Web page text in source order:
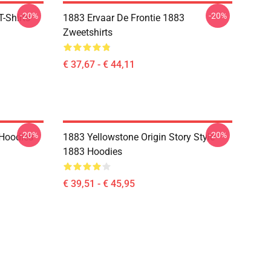
Shirts-20%
1883 Ervaar De Frontie 1883
Zweetshirts
€ 37,67 - € 44,11
-20%
-20%
1883 Yellowstone Origin Story Style
1883 Hoodies
€ 39,51 - € 45,95
-20%